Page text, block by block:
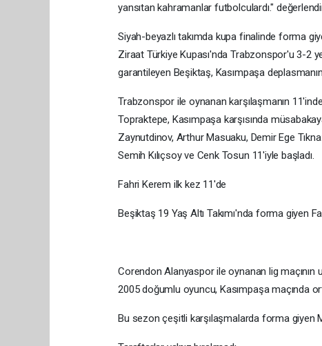
yansıtan kahramanlar futbolculardı."
Siyah-beyazlı takımda kupa finalinde forma
Ziraat Türkiye Kupası'nda Trabzonspor'u 3-2
garantileyen Beşiktaş, Kasımpaşa
Trabzonspor ile oynanan karşılaşmanın
Topraktepe, Kasımpaşa karşısında
Zaynutdinov, Arthur Masuaku, Demir Ege
Semih Kılıçsoy ve Cenk Tosun 11'iyle başladı.
Fahri Kerem ilk kez 11'de
Beşiktaş 19 Yaş Altı Takımı'nda forma giyen
Corendon Alanyaspor ile oynanan lig maçının
2005 doğumlu oyuncu, Kasımpaşa maçında
Bu sezon çeşitli karşılaşmalarda forma